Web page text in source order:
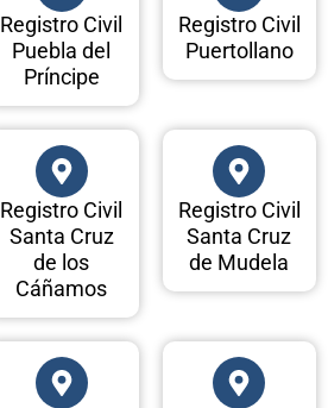
Registro Civil
Puebla del
Príncipe
Registro Civil
Puertollano
Registro Civil
Santa Cruz
de los
Cáñamos
Registro Civil
Santa Cruz
de Mudela